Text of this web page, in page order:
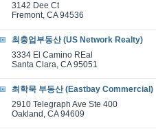
3142 Dee Ct
Fremont, CA 94536
최충업부동산 (US Network Realty)
3334 El Camino REal
Santa Clara, CA 95051
최학묵 부동산 (Eastbay Commercial)
2910 Telegraph Ave Ste 400
Oakland, CA 94609